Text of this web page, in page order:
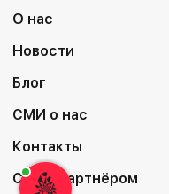
О нас
Новости
Блог
СМИ о нас
Контакты
Стать партнёром